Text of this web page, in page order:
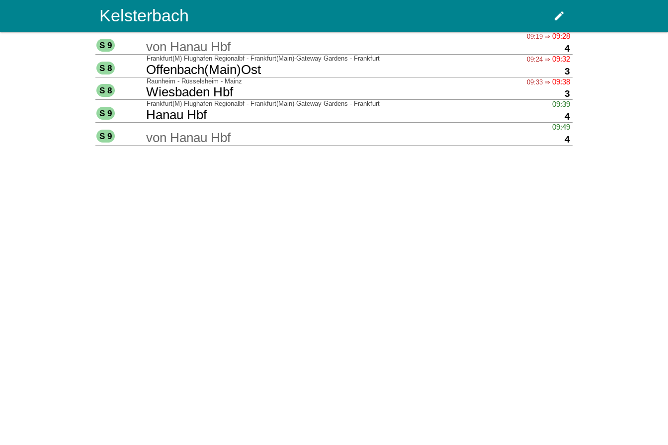
Kelsterbach Hauptseite
edit
S 9 von
Hanau Hbf
09:19 ⇒ 09:28
Gleis
4
über
S 8 nach
Offenbach(Main)Ost
09:24 ⇒ 09:32
Gleis
3
über
Frankfurt(M) Flughafen Regionalbf - Frankfurt(Main)-Gateway Gardens - Frankfurt
S 8 nach
Wiesbaden Hbf
09:33 ⇒ 09:38
Gleis
3
über
Raunheim - Rüsselsheim - Mainz
S 9 nach
Hanau Hbf
09:39
Gleis
4
über
Frankfurt(M) Flughafen Regionalbf - Frankfurt(Main)-Gateway Gardens - Frankfurt
S 9 von
Hanau Hbf
09:49
Gleis
4